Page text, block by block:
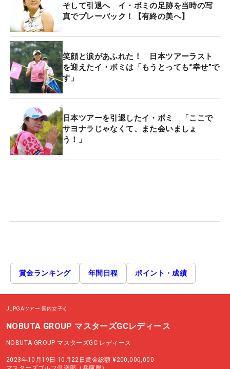
そして引退へ イ・ボミの足跡を当時の写
真でプレーバック！【有終の美へ】
笑顔と涙があふれた！ 日本ツアーラスト
を迎えたイ・ボミは「もうとっても“幸せ”で
す」
日本ツアーを引退したイ・ボミ 「ここで
サヨナラじゃなくて、また会いましょ
う！」
賞金ランキング 年間日程 ポイント・成績
JLPGAツアー 国内女子
NOBUTA GROUP マスターズGCレディース
NOBUTA GROUP マスターズGC レディース
2023年10月19日-10月22日賞金総額 ¥200,000,000